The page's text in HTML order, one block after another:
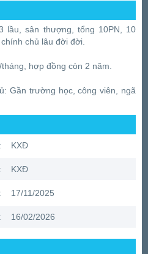
lầu, sân thượng, tổng 10PN, 10
chủ lâu đời đời.
hợp đồng còn 2 năm.
Gần trường học, công viên, ngã
: KXĐ
: KXĐ
: 17/11/2025
: 16/02/2026